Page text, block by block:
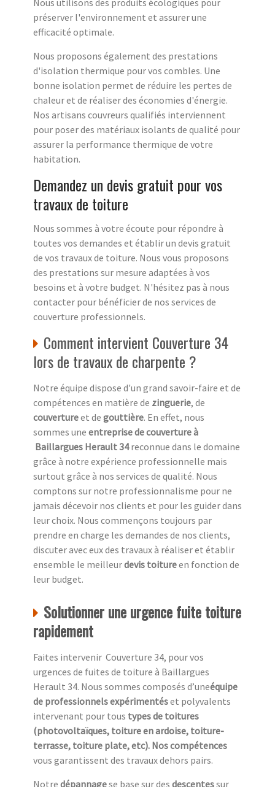
Nous utilisons des produits écologiques pour
préserver l'environnement et assurer une
efficacité optimale.
Nous proposons également des prestations
d'isolation thermique pour vos combles. Une
bonne isolation permet de réduire les pertes de
chaleur et de réaliser des économies d'énergie.
Nos artisans couvreurs qualifiés interviennent
pour poser des matériaux isolants de qualité pour
assurer la performance thermique de votre
habitation.
Demandez un devis gratuit pour vos
travaux de toiture
Nous sommes à votre écoute pour répondre à
toutes vos demandes et établir un devis gratuit
de vos travaux de toiture. Nous vous proposons
des prestations sur mesure adaptées à vos
besoins et à votre budget. N'hésitez pas à nous
contacter pour bénéficier de nos services de
couverture professionnels.
Comment intervient Couverture 34
lors de travaux de charpente ?
Notre équipe dispose d'un grand savoir-faire et de
compétences en matière de zinguerie, de
couvertureet de gouttière. En effet, nous
sommes une entreprise de couverture à
Baillargues Herault 34reconnue dans le domaine
grâce à notre expérience professionnelle mais
surtout grâce à nos services de qualité. Nous
comptons sur notre professionnalisme pour ne
jamais décevoir nos clients et pour les guider dans
leur choix. Nous commençons toujours par
prendre en charge les demandes de nos clients,
discuter avec eux des travaux à réaliser et établir
ensemble le meilleurdevis toitureen fonction de
leur budget.
Solutionner une urgence fuite toiture
rapidement
Faites intervenir Couverture 34, pour vos
urgences de fuites de toiture à Baillargues
Herault 34. Nous sommes composés d’uneéquipe
de professionnels expérimentéset polyvalents
intervenant pour tous types de toitures
(photovoltaïques, toiture en ardoise, toiture-
terrasse, toiture plate, etc). Nos compétences
vous garantissent des travaux dehors pairs.
Notre dépannagese base sur des descentessur